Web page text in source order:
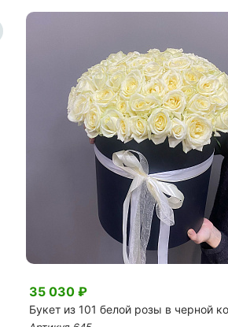
35 030 ₽
Букет из 101 белой розы в черной